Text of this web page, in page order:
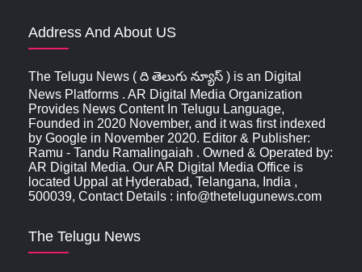
Address And About US
The Telugu News ( ది తెలుగు న్యూస్‌ ) is an Digital
News Platforms . AR Digital Media Organization
Provides News Content In Telugu Language,
Founded in 2020 November, and it was first indexed
by Google in November 2020. Editor & Publisher:
Ramu - Tandu Ramalingaiah . Owned & Operated by:
AR Digital Media. Our AR Digital Media Office is
located Uppal at Hyderabad, Telangana, India ,
500039, Contact Details : info@thetelugunews.com
The Telugu News